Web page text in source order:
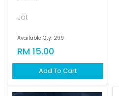
Jat
Available Qty: 299
RM 15.00
Add To Cart